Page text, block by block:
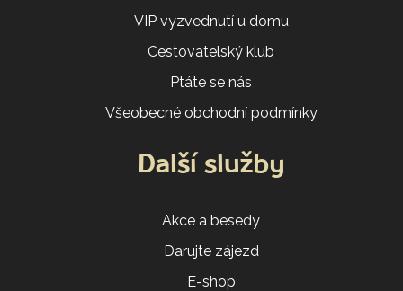
VIP vyzvednutí u domu
Cestovatelský klub
Ptáte se nás
Všeobecné obchodní podmínky
Další služby
Akce a besedy
Darujte zájezd
E-shop